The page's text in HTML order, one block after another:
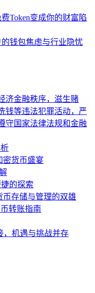
Token变成你的财富陷
钱包焦虑与行业隐忧
济金融秩序，滋生赌
钱等违法犯罪活动，严
守国家法律法规和金融
密货币盛宴
的探索
币存储与管理的双雄
转账指南
，机遇与挑战并存